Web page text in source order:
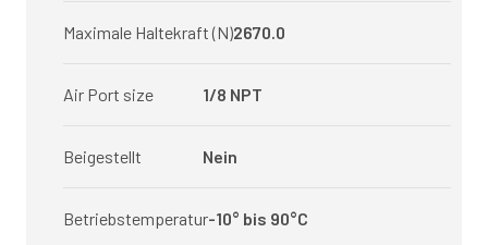
Maximale Haltekraft (N)2670.0
Air Port size 1/8 NPT
Beigestellt Nein
Betriebstemperatur-10° bis 90°C